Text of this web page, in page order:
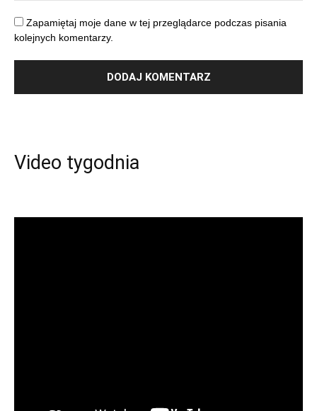
Zapamiętaj moje dane w tej przeglądarce podczas pisania
kolejnych komentarzy.
Video tygodnia